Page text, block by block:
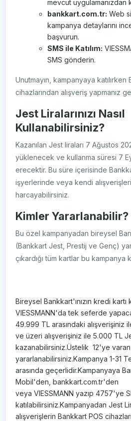
mevcut uygulamanızdan
bankkart.com.tr: Web
kampanya detaylarını
başvurun.
SMS ile Katılım:
SMS gönderin.
Unutmayın, kampanyaya katılırken
cihazlarından alışveriş yapmanız
Jest Liralarınızı Nasıl
Kullanabilirsiniz?
Kazanılan Jest liraları 7 Ağustos
yüklenecek ve kullanma süresi 7
erecektir. Bu süre içerisinde
işyerlerinde veya kendi
harcayabilirsiniz.
Kimler Yararlanabilir?
Bu özel kampanyadan bireysel
(Bankkart Jest, Prestij ve Genç)
çıkardığı tüm kartlar bu kampanya
Bireysel Bankkart'ınızın kredi kartı
VIESSMANN'da tek seferde
49.999 TL arasındaki alışverişiniz
ve üzeri alışverişiniz ile 5.000 TL
kazanabilirsiniz.Üstelik 12'ye varan
yararlanabilirsiniz.Kampanya 1-31
arasında geçerlidir.Kampanyaya
Mobil'den, bankkart.com.tr'den
veya VIESSMANN yazıp 4757'ye
katılabilirsiniz.Kampanyadan Jest
alışverişlerin Bankkart POS